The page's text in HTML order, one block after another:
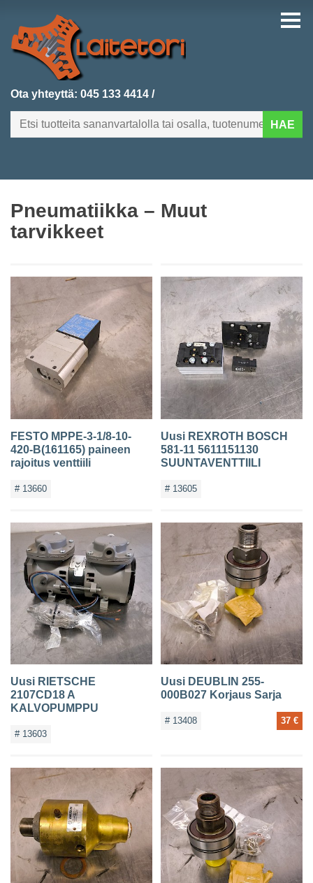
Ota yhteyttä: 045 133 4414 /
HAE
ETUSIVU
TUOTEHAKU
YHTEYSTIEDOT
Pneumatiikka – Muut
tarvikkeet
FESTO MPPE-3-1/8-10-
420-B(161165) paineen
rajoitus venttiili
# 13660
Uusi REXROTH BOSCH
581-11 5611151130
SUUNTAVENTTIILI
# 13605
Uusi RIETSCHE
2107CD18 A
KALVOPUMPPU
# 13603
Uusi DEUBLIN 255-
000B027 Korjaus Sarja
# 13408 37 €